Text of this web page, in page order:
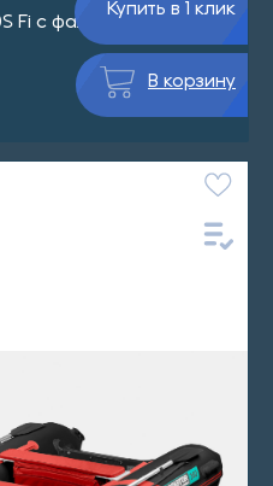
Fi с фальшбортом
Купить в 1 клик
В корзину